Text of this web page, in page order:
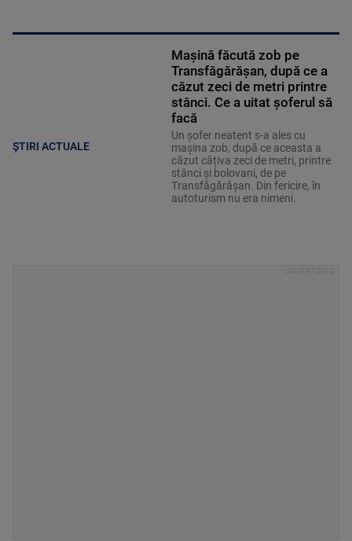
ȘTIRI ACTUALE
Mașină făcută zob pe
Transfăgărășan, după ce a
căzut zeci de metri printre
stânci. Ce a uitat șoferul să
facă
Un șofer neatent s-a ales cu
mașina zob, după ce aceasta a
căzut câțiva zeci de metri, printre
stânci și bolovani, de pe
Transfăgărășan. Din fericire, în
autoturism nu era nimeni.